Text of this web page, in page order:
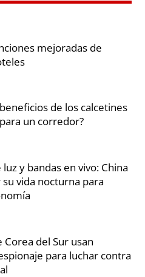
mejoradas de
de los calcetines
un corredor?
y bandas en vivo: China
vida nocturna para
del Sur usan
para luchar contra